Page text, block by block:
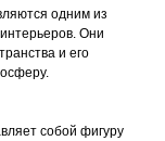
одним из
Они
и его
собой фигуру